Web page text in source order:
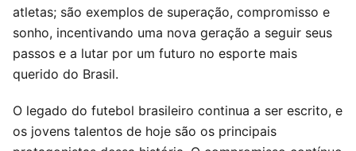
atletas; são exemplos de superação, compromisso e
sonho, incentivando uma nova geração a seguir seus
passos e a lutar por um futuro no esporte mais
querido do Brasil.
O legado do futebol brasileiro continua a ser escrito, e
os jovens talentos de hoje são os principais